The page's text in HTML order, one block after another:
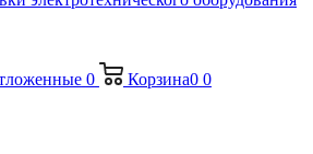
0 Корзина0 0